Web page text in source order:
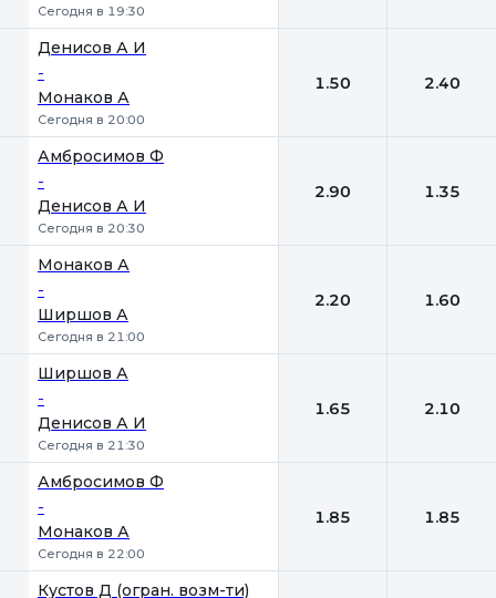
Сегодня в 19:30
Денисов А И
-
Монаков А
Сегодня в 20:00
1.50 2.40
Амбросимов Ф
-
Денисов А И
Сегодня в 20:30
2.90 1.35
Монаков А
-
Ширшов А
Сегодня в 21:00
2.20 1.60
Ширшов А
-
Денисов А И
Сегодня в 21:30
1.65 2.10
Амбросимов Ф
-
Монаков А
Сегодня в 22:00
1.85 1.85
Кустов Д (огран. возм-ти)